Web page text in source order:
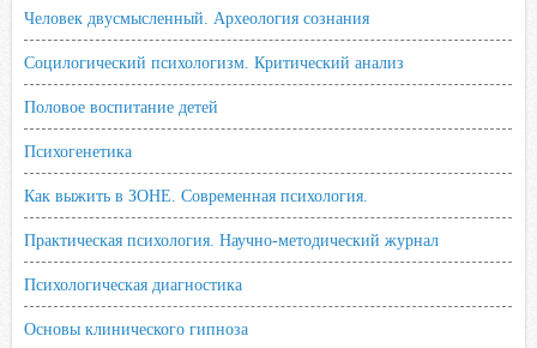
Человек двусмысленный. Археология сознания
Социлогический психологизм. Критический анализ
Половое воспитание детей
Психогенетика
Как выжить в ЗОНЕ. Современная психология.
Практическая психология. Научно-методический журнал
Психологическая диагностика
Основы клинического гипноза